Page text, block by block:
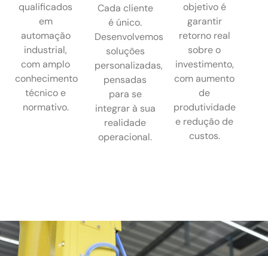
qualificados
em
automação
industrial,
com amplo
conhecimento
técnico e
normativo.
Cada cliente
é único.
Desenvolvemos
soluções
personalizadas,
pensadas
para se
integrar à sua
realidade
operacional.
objetivo é
garantir
retorno real
sobre o
investimento,
com aumento
de
produtividade
e redução de
custos.